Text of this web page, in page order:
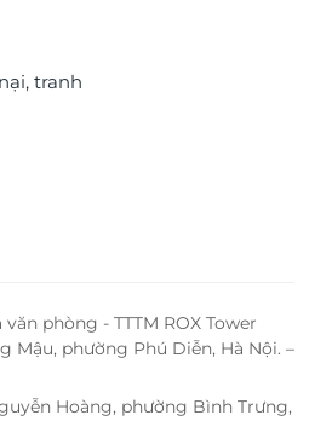
tranh
phòng - TTTM ROX Tower
Mậu, phường Phú Diễn, Hà Nội. –
Hoàng, phường Bình Trưng,